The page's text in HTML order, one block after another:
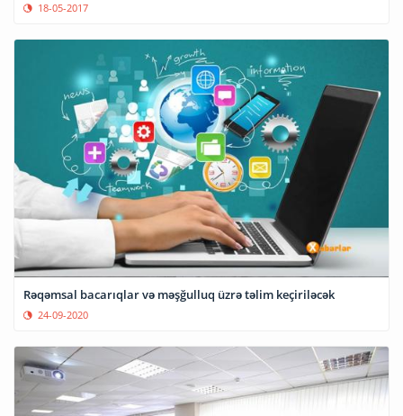
18-05-2017
Rəqəmsal bacarıqlar və məşğulluq üzrə təlim keçiriləcək
24-09-2020